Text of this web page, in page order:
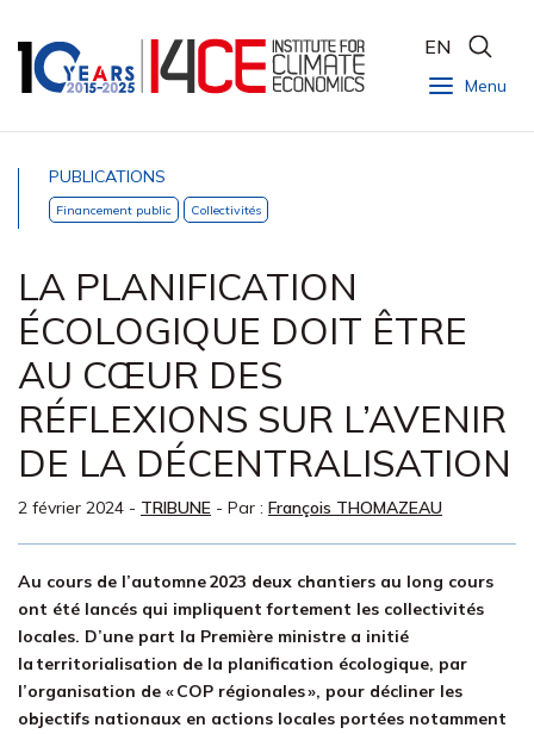
Menu
EN
PUBLICATIONS
Financement public Collectivités
LA PLANIFICATION
ÉCOLOGIQUE DOIT ÊTRE
AU CŒUR DES
RÉFLEXIONS SUR L’AVENIR
DE LA DÉCENTRALISATION
2 février 2024 - TRIBUNE - Par : François THOMAZEAU
Au cours de l’automne 2023 deux chantiers au long cours
ont été lancés qui impliquent fortement les collectivités
locales. D’une part la Première ministre a initié
la territorialisation de la planification écologique, par
l’organisation de « COP régionales », pour décliner les
objectifs nationaux en actions locales portées notamment